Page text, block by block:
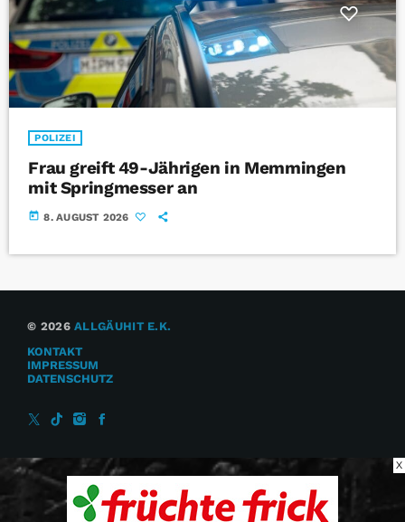
POLIZEI
Frau greift 49-Jährigen in Memmingen
mit Springmesser an
today 8. AUGUST 2026
© 2026ALLGÄUHIT E.K.
KONTAKT
IMPRESSUM
DATENSCHUTZ
X